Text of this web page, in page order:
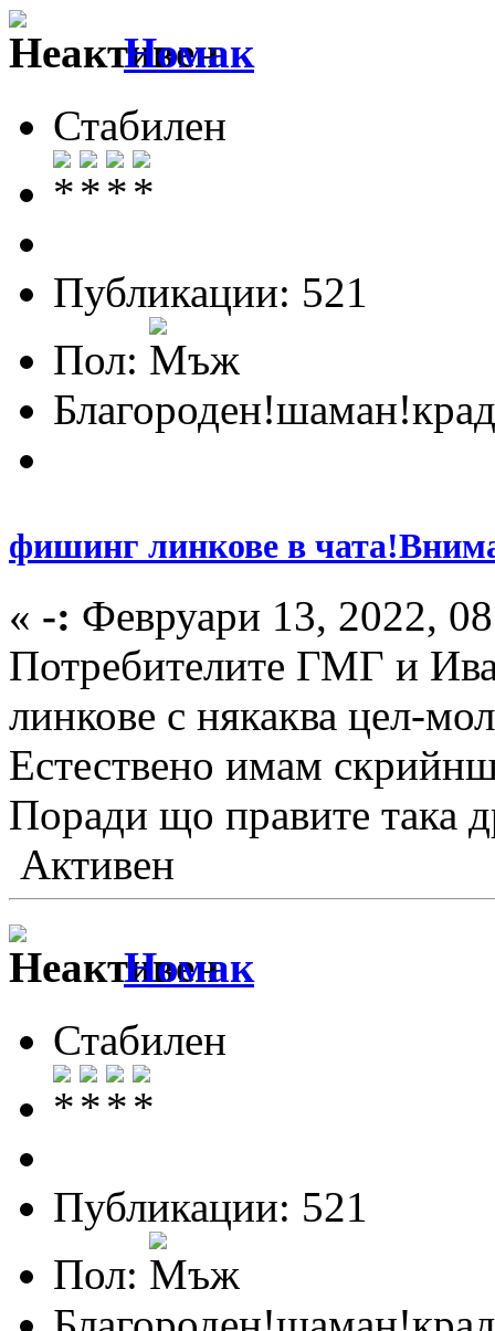
Номак
Стабилен
Публикации: 521
Пол:
фишинг линкове в
« -: Февруари 13, 2022,
Потребителите ГМГ и
линкове с някаква цел-
Естествено имам
Поради що правите така
Активен
Номак
Стабилен
Публикации: 521
Пол: